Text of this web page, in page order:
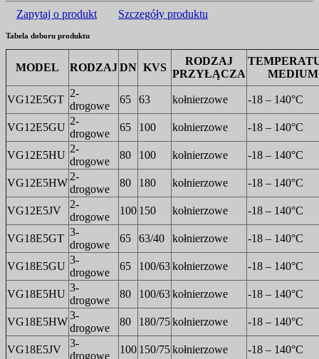
Zapytaj o produkt Szczegóły produktu
Tabela doboru produktu
MODEL RODZAJDN KVS
RODZAJ
PRZYŁĄCZA
MEDIUM
VG12E5GT
2-
drogowe
65 63 kołnierzowe -18 – 140°C
VG12E5GU
2-
drogowe
65 100 kołnierzowe -18 – 140°C
VG12E5HU
2-
drogowe
80 100 kołnierzowe -18 – 140°C
VG12E5HW
2-
drogowe
80 180 kołnierzowe -18 – 140°C
VG12E5JV
2-
drogowe
100 150 kołnierzowe -18 – 140°C
VG18E5GT
3-
drogowe
65 63/40 kołnierzowe -18 – 140°C
VG18E5GU
3-
drogowe
65 100/63kołnierzowe -18 – 140°C
VG18E5HU
3-
drogowe
80 100/63kołnierzowe -18 – 140°C
VG18E5HW
3-
drogowe
80 180/75kołnierzowe -18 – 140°C
VG18E5JV
3-
drogowe
100 150/75kołnierzowe -18 – 140°C